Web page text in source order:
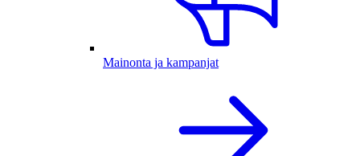
Mainonta ja kampanjat